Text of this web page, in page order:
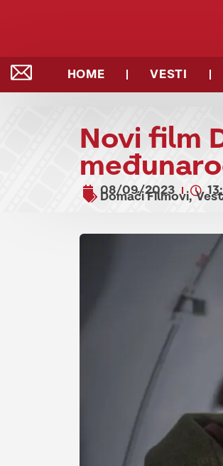
HOME VESTI
Novi film
08/09/2023
Domaći Filmovi,